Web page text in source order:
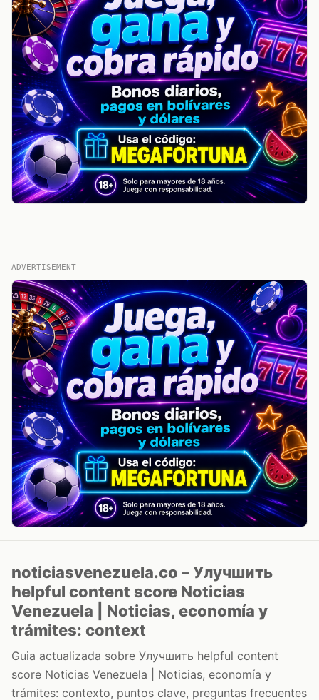
ADVERTISEMENT
noticiasvenezuela.co – Улучшить
helpful content score Noticias
Venezuela | Noticias, economía y
trámites: context
Guia actualizada sobre Улучшить helpful content
score Noticias Venezuela | Noticias, economía y
trámites: contexto, puntos clave, preguntas frecuentes